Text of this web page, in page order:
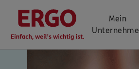
Mein